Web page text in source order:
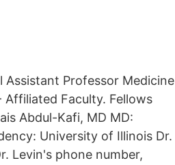
Assistant Professor Medicine
Faculty. Fellows
Abdul-Kafi, MD MD:
University of Illinois Dr.
Levin's phone number,